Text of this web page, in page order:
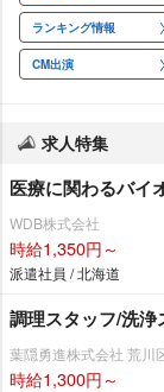
ランキング情報
CM出演
求人特集
医療に関わるバイ
WDB株式会社
時給1,350円～
派遣社員 / 北海道
調理スタッフ/洗
葉隠勇進株式会社 荒川
時給1,300円～